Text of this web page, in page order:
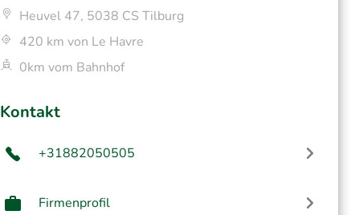
Heuvel 47, 5038 CS Tilburg
420 km von Le Havre
0km vom Bahnhof
Kontakt
+31882050505
Firmenprofil